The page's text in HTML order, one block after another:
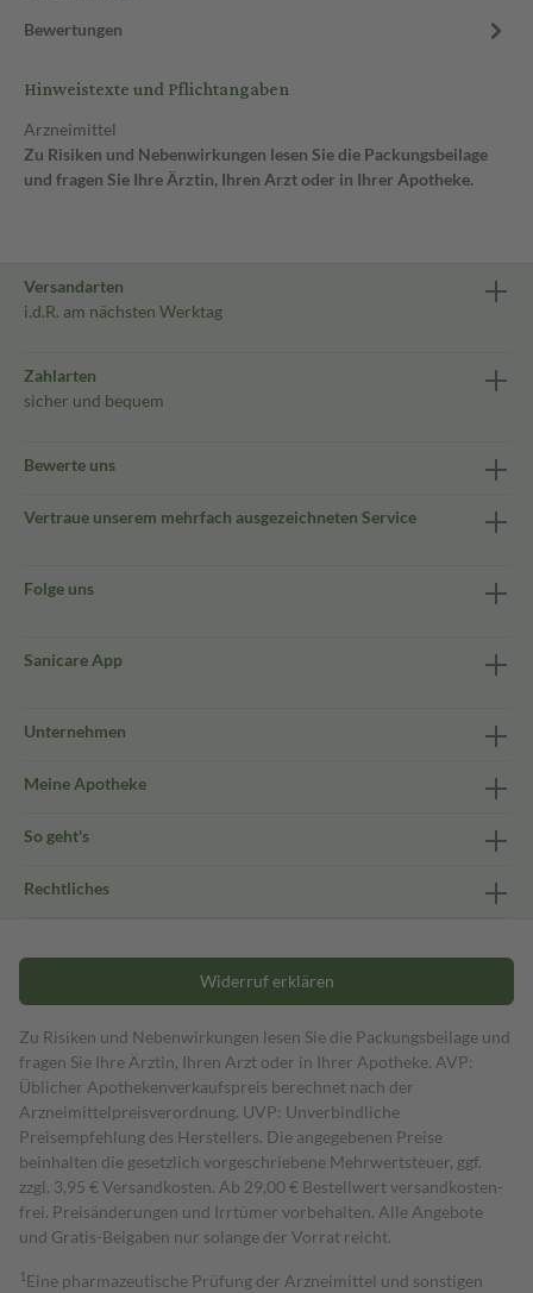
Bewertungen
Hinweistexte und Pflichtangaben
Arzneimittel
Zu Risiken und Nebenwirkungen lesen Sie die Packungsbeilage
und fragen Sie Ihre Ärztin, Ihren Arzt oder in Ihrer Apotheke.
Versandarten
i.d.R. am nächsten Werktag
Zahlarten
sicher und bequem
Bewerte uns
Vertraue unserem mehrfach ausgezeichneten Service
Folge uns
Sanicare App
Unternehmen
Meine Apotheke
So geht's
Rechtliches
Widerruf erklären
Zu Risiken und Nebenwirkungen lesen Sie die Packungsbeilage und
fragen Sie Ihre Ärztin, Ihren Arzt oder in Ihrer Apotheke. AVP:
Üblicher Apothekenverkaufspreis berechnet nach der
Arzneimittelpreisverordnung. UVP: Unverbindliche
Preisempfehlung des Herstellers. Die angegebenen Preise
beinhalten die gesetzlich vorgeschriebene Mehrwertsteuer, ggf.
zzgl. 3,95 € Versandkosten. Ab 29,00 € Bestell­wert versand­kosten­
frei. Preisänderungen und Irrtümer vorbehalten. Alle Angebote
und Gratis-Beigaben nur solange der Vorrat reicht.
1 Eine pharmazeutische Prüfung der Arzneimittel und sonstigen